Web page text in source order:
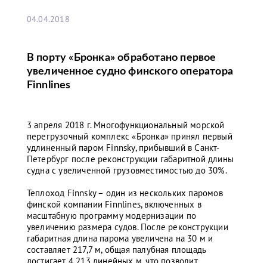
04.04.2018
В порту «Бронка» обработано первое
увеличенное судно финского оператора
Finnlines
3 апреля 2018 г. Многофункциональный морской
перегрузочный комплекс «Бронка» принял первый
удлиненный паром Finnsky, прибывший в Санкт-
Петербург после реконструкции габаритной длины
судна с увеличенной грузовместимостью до 30%.
Теплоход Finnsky – один из нескольких паромов
финской компании Finnlines, включенных в
масштабную программу модернизации по
увеличению размера судов. После реконструкции
габаритная длина парома увеличена на 30 м и
составляет 217,7 м, общая палубная площадь